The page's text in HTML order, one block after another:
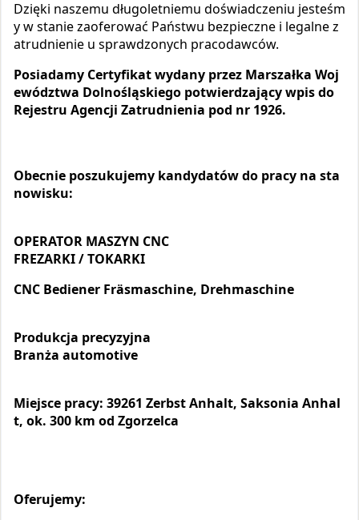
Dzięki naszemu długoletniemu doświadczeniu jesteśm
y w stanie zaoferować Państwu bezpieczne i legalne z
atrudnienie u sprawdzonych pracodawców.
Posiadamy Certyfikat wydany przez Marszałka Woj
ewództwa Dolnośląskiego potwierdzający wpis do
Rejestru Agencji Zatrudnienia pod nr 1926.
Obecnie poszukujemy kandydatów do pracy na sta
nowisku:
OPERATOR MASZYN CNC
FREZARKI / TOKARKI
CNC Bediener Fräsmaschine, Drehmaschine
Produkcja precyzyjna
Branża automotive
Miejsce pracy: 39261 Zerbst Anhalt, Saksonia Anhal
t, ok. 300 km od Zgorzelca
Oferujemy: